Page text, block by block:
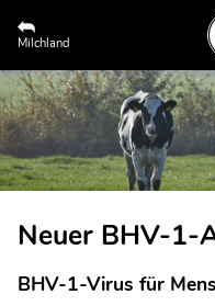
Milchland
Neuer BHV-1-
BHV-1-Virus für